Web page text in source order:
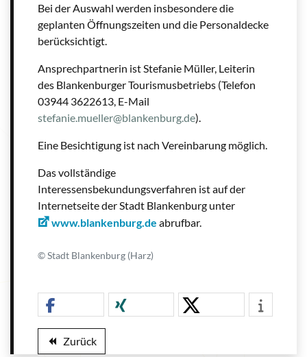
Bei der Auswahl werden insbesondere die
geplanten Öffnungszeiten und die Personaldecke
berücksichtigt.
Ansprechpartnerin ist Stefanie Müller, Leiterin
des Blankenburger Tourismusbetriebs (Telefon
03944 3622613, E-Mail
stefanie.mueller@blankenburg.de).
Eine Besichtigung ist nach Vereinbarung möglich.
Das vollständige
Interessensbekundungsverfahren ist auf der
Internetseite der Stadt Blankenburg unter
www.blankenburg.de abrufbar.
© Stadt Blankenburg (Harz)
backward Zurück